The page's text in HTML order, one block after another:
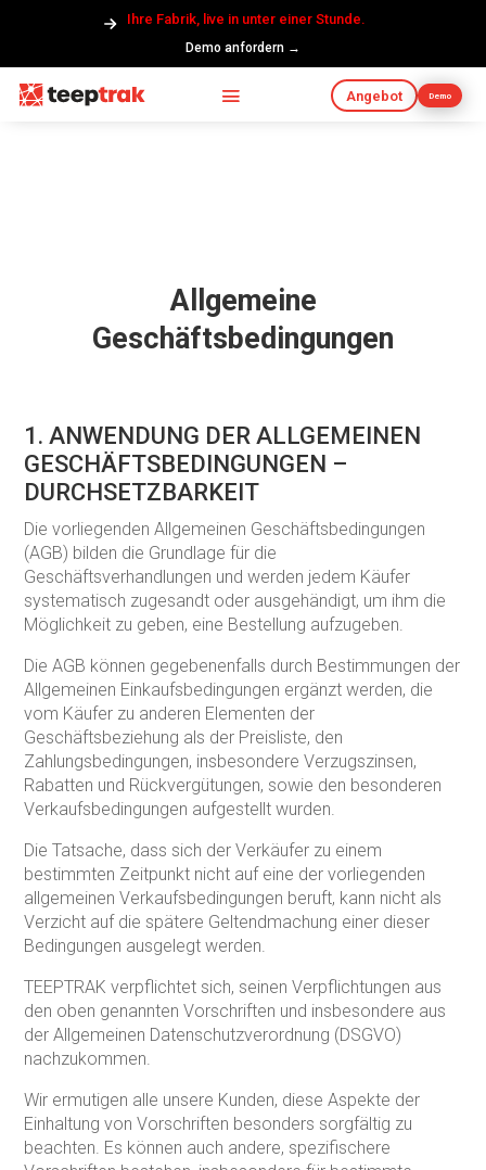
Ihre Fabrik, live in unter einer Stunde.
Demo anfordern →
Angebot Demo
Allgemeine
Geschäftsbedingungen
1. ANWENDUNG DER ALLGEMEINEN
GESCHÄFTSBEDINGUNGEN –
DURCHSETZBARKEIT
Die vorliegenden Allgemeinen Geschäftsbedingungen
(AGB) bilden die Grundlage für die
Geschäftsverhandlungen und werden jedem Käufer
systematisch zugesandt oder ausgehändigt, um ihm die
Möglichkeit zu geben, eine Bestellung aufzugeben.
Die AGB können gegebenenfalls durch Bestimmungen der
Allgemeinen Einkaufsbedingungen ergänzt werden, die
vom Käufer zu anderen Elementen der
Geschäftsbeziehung als der Preisliste, den
Zahlungsbedingungen, insbesondere Verzugszinsen,
Rabatten und Rückvergütungen, sowie den besonderen
Verkaufsbedingungen aufgestellt wurden.
Die Tatsache, dass sich der Verkäufer zu einem
bestimmten Zeitpunkt nicht auf eine der vorliegenden
allgemeinen Verkaufsbedingungen beruft, kann nicht als
Verzicht auf die spätere Geltendmachung einer dieser
Bedingungen ausgelegt werden.
TEEPTRAK verpflichtet sich, seinen Verpflichtungen aus
den oben genannten Vorschriften und insbesondere aus
der Allgemeinen Datenschutzverordnung (DSGVO)
nachzukommen.
Wir ermutigen alle unsere Kunden, diese Aspekte der
Einhaltung von Vorschriften besonders sorgfältig zu
beachten. Es können auch andere, spezifischere